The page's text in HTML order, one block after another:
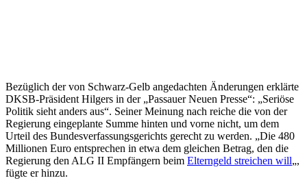
Bezüglich der von Schwarz-Gelb angedachten Änderungen erklärte
DKSB-Präsident Hilgers in der „Passauer Neuen Presse“: „Seriöse
Politik sieht anders aus“. Seiner Meinung nach reiche die von der
Regierung eingeplante Summe hinten und vorne nicht, um dem
Urteil des Bundesverfassungsgerichts gerecht zu werden. „Die 480
Millionen Euro entsprechen in etwa dem gleichen Betrag, den die
Regierung den ALG II Empfängern beim Elterngeld streichen will„,
fügte er hinzu.